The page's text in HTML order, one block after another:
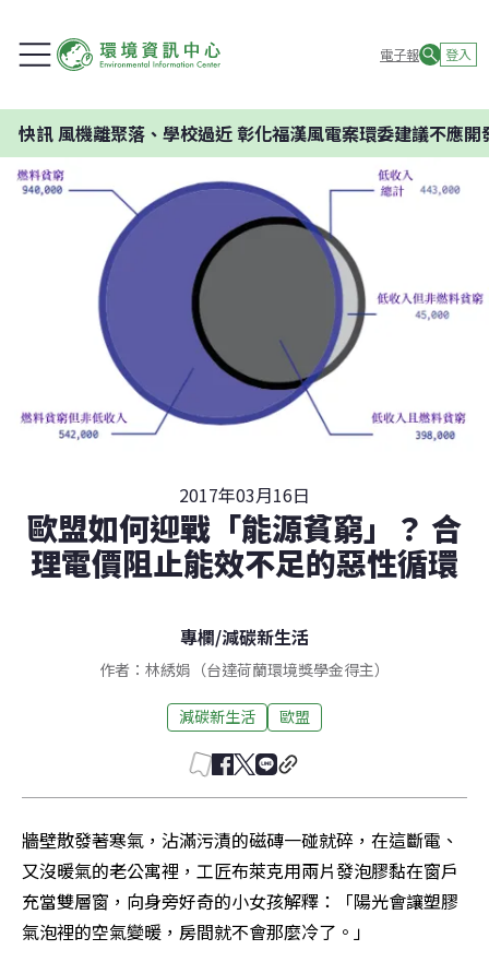
電子報 登入
聚落、學校過近 彰化福漢風電案環委建議不應開發
2017年03月16日
歐盟如何迎戰「能源貧窮」？ 合
理電價阻止能效不足的惡性循環
專欄/減碳新生活
作者：林綉娟（台達荷蘭環境獎學金得主）
減碳新生活 歐盟
牆壁散發著寒氣，沾滿污漬的磁磚一碰就碎，在這斷電、
又沒暖氣的老公寓裡，工匠布萊克用兩片發泡膠黏在窗戶
充當雙層窗，向身旁好奇的小女孩解釋：「陽光會讓塑膠
氣泡裡的空氣變暖，房間就不會那麼冷了。」